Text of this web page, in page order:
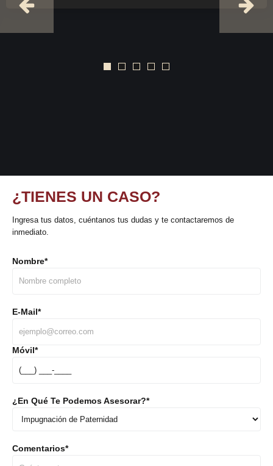
3 4 5
¿TIENES UN CASO?
Ingresa tus datos, cuéntanos tus dudas y te contactaremos de
inmediato.
Nombre*
E-Mail*
Móvil*
¿En Qué Te Podemos Asesorar?*
Comentarios*